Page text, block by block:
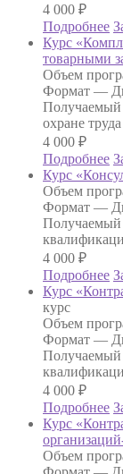
4 000 ₽
Подробнее
Курс
товарными
Объем
Формат —
охране труда
4 000 ₽
Подробнее
Курс
Объем
Формат —
4 000 ₽
Подробнее
Курс
курс
Объем
Формат —
4 000 ₽
Подробнее
Курс
Объем